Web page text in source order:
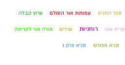
ספר התניא עמותת אור הסולם ערוץ קבלה
קרית אונו רוחניות שירים תורה אור לקריאה
תניא מפורש תניא פרק ג